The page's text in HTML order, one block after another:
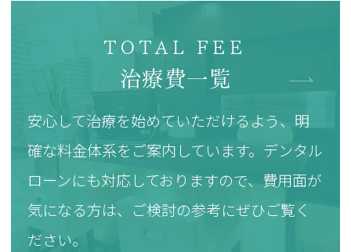
TOTAL FEE
治療費一覧
安心して治療を始めていただけるよう、明
確な料金体系をご案内しています。デンタル
ローンにも対応しておりますので、費用面が
気になる方は、ご検討の参考にぜひご覧く
ださい。